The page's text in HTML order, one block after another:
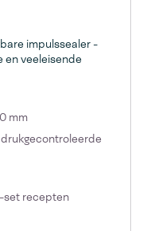
impulssealer -
en veeleisende
mm
set recepten